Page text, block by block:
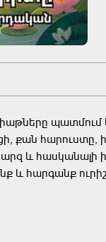
պատմում
քան հարուստը,
և հասկանալի
և հարգանք